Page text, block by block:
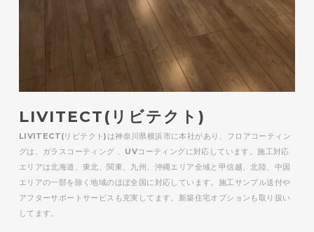
LIVITECT(リビテクト)
LIVITECT(リビテクト)は神奈川県横浜市に本社があり、フロアコーティン
グは、ガラスコーティング 、UVコーティングに対応しています。施工対応
エリアは北海道、東北、関東、九州、沖縄エリア全域と甲信越、北陸、中国
エリアの一部を除く地域のほぼ全国に対応しています。施工サンプル送付や
アフターサポートサービスも充実してます。新築住宅オプションも取り扱い
してます。